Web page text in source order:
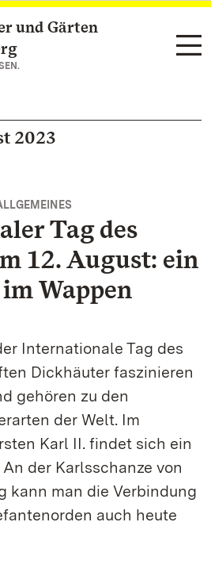
und Gärten
2023
Tag des
12. August: ein
Wappen
Internationale Tag des
Dickhäuter faszinieren
gehören zu den
der Welt. Im
Karl II. findet sich ein
der Karlsschanze von
kann man die Verbindung
auch heute